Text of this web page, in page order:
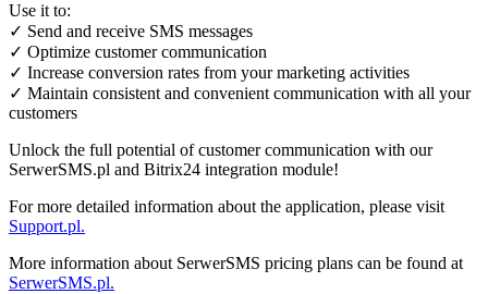
Use it to:
✓ Send and receive SMS messages
✓ Optimize customer communication
✓ Increase conversion rates from your marketing activities
✓ Maintain consistent and convenient communication with all your
customers
Unlock the full potential of customer communication with our
SerwerSMS.pl and Bitrix24 integration module!
For more detailed information about the application, please visit
Support.pl.
More information about SerwerSMS pricing plans can be found at
SerwerSMS.pl.